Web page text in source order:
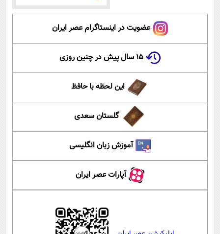
عضویت در اینستاگرام عصر ایران
۱۵ سال پیش در چنین روزی
این لحظه با حافظ
گلستان سعدی
آموزش زبان انگلیسی
آپارات عصر ایران